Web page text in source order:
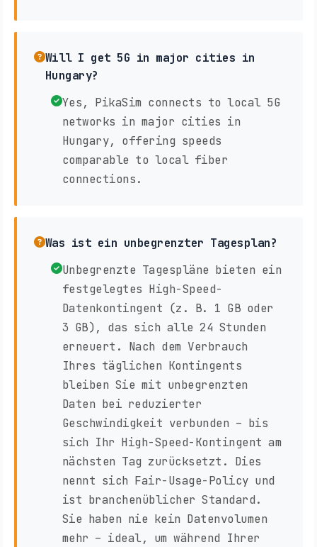
Will I get 5G in major cities in
Hungary?
Yes, PikaSim connects to local 5G
networks in major cities in
Hungary, offering speeds
comparable to local fiber
connections.
Was ist ein unbegrenzter Tagesplan?
Unbegrenzte Tagespläne bieten ein
festgelegtes High-Speed-
Datenkontingent (z. B. 1 GB oder
3 GB), das sich alle 24 Stunden
erneuert. Nach dem Verbrauch
Ihres täglichen Kontingents
bleiben Sie mit unbegrenzten
Daten bei reduzierter
Geschwindigkeit verbunden – bis
sich Ihr High-Speed-Kontingent am
nächsten Tag zurücksetzt. Dies
nennt sich Fair-Usage-Policy und
ist branchenüblicher Standard.
Sie haben nie kein Datenvolumen
mehr – ideal, um während Ihrer